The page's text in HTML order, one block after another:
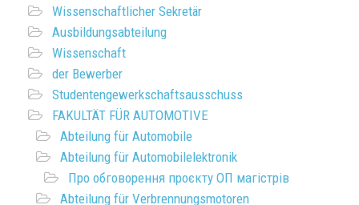
Wissenschaftlicher Sekretär
Ausbildungsabteilung
Wissenschaft
der Bewerber
Studentengewerkschaftsausschuss
FAKULTÄT FÜR AUTOMOTIVE
Abteilung für Automobile
Abteilung für Automobilelektronik
Про обговорення проєкту ОП магістрів
Abteilung für Verbrennungsmotoren